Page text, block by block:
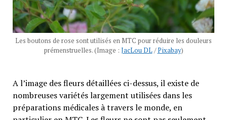
Les boutons de rose sont utilisés en MTC pour réduire les douleurs
prémenstruelles. (Image : JacLou DL/Pixabay)
A l’image des fleurs détaillées ci-dessus, il existe de
nombreuses variétés largement utilisées dans les
préparations médicales à travers le monde, en